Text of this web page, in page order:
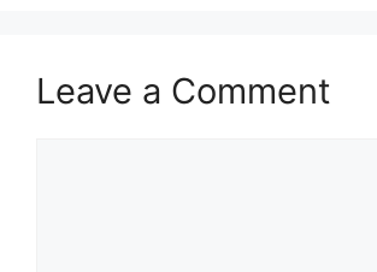
Leave a Comment